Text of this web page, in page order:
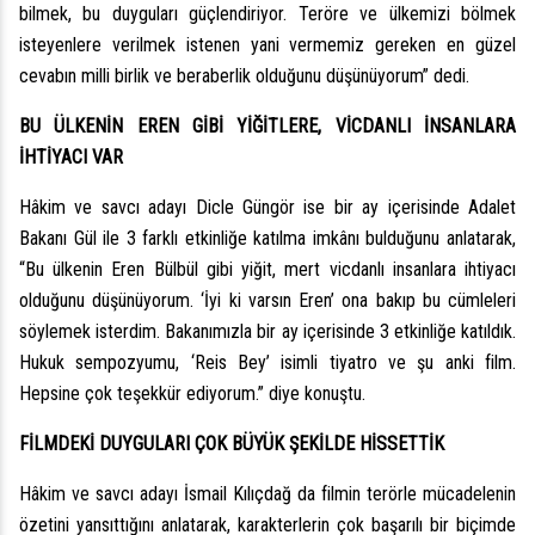
bilmek, bu duyguları güçlendiriyor. Teröre ve ülkemizi bölmek
isteyenlere verilmek istenen yani vermemiz gereken en güzel
cevabın milli birlik ve beraberlik olduğunu düşünüyorum” dedi.
BU ÜLKENİN EREN GİBİ YİĞİTLERE, VİCDANLI İNSANLARA
İHTİYACI VAR
Hâkim ve savcı adayı Dicle Güngör ise bir ay içerisinde Adalet
Bakanı Gül ile 3 farklı etkinliğe katılma imkânı bulduğunu anlatarak,
“Bu ülkenin Eren Bülbül gibi yiğit, mert vicdanlı insanlara ihtiyacı
olduğunu düşünüyorum. ‘İyi ki varsın Eren’ ona bakıp bu cümleleri
söylemek isterdim. Bakanımızla bir ay içerisinde 3 etkinliğe katıldık.
Hukuk sempozyumu, ‘Reis Bey’ isimli tiyatro ve şu anki film.
Hepsine çok teşekkür ediyorum.” diye konuştu.
FİLMDEKİ DUYGULARI ÇOK BÜYÜK ŞEKİLDE HİSSETTİK
Hâkim ve savcı adayı İsmail Kılıçdağ da filmin terörle mücadelenin
özetini yansıttığını anlatarak, karakterlerin çok başarılı bir biçimde